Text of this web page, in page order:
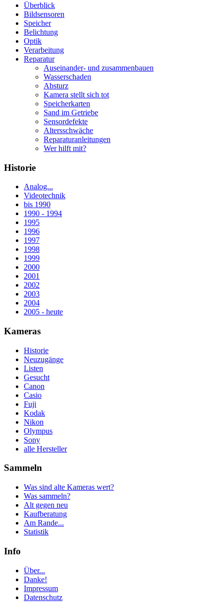
Überblick
Bildsensoren
Speicher
Belichtung
Optik
Verarbeitung
Reparatur
Auseinander- und zusammenbauen
Wasserschaden
Absturz
Kamera stellt sich tot
Speicherkarten
Sand im Getriebe
Sensordefekte
Altersschwäche
Reparaturanleitungen
Wer hilft mit?
Historie
Analog...
Videotechnik
bis 1990
1990 - 1994
1995
1996
1997
1998
1999
2000
2001
2002
2003
2004
2005 - heute
Kameras
Historie
Neuzugänge
Listen
Gesucht
Canon
Casio
Fuji
Kodak
Nikon
Olympus
Sony
alle Hersteller
Sammeln
Was sind alte Kameras wert?
Was sammeln?
Alt gegen neu
Kaufberatung
Am Rande...
Statistik
Info
Über...
Danke!
Impressum
Datenschutz